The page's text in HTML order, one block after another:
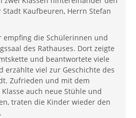
Kaufbeuren, Herrn Stefan
empfing die Schülerinnen und
des Rathauses. Dort zeigte
und beantwortete viele
erzählte viel zur Geschichte des
Zufrieden und mit dem
auch neue Stühle und
traten die Kinder wieder den